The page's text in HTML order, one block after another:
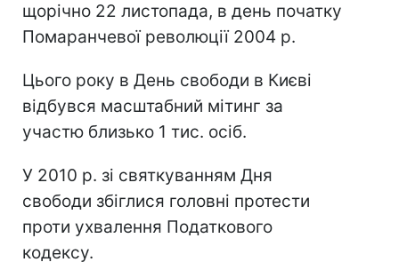
щорічно 22 листопада, в день початку
Помаранчевої революції 2004 р.
Цього року в День свободи в Києві
відбувся масштабний мітинг за
участю близько 1 тис. осіб.
У 2010 р. зі святкуванням Дня
свободи збіглися головні протести
проти ухвалення Податкового
кодексу.